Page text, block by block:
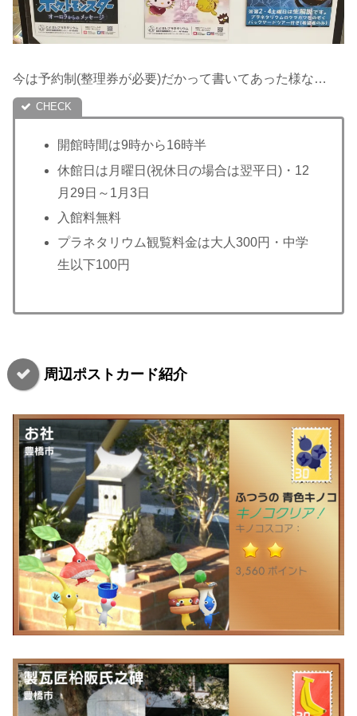
今は予約制(整理券が必要)だかって書いてあった様な…
開館時間は9時から16時半
休館日は月曜日(祝休日の場合は翌平日)・12
月29日～1月3日
入館料無料
プラネタリウム観覧料金は大人300円・中学
生以下100円
周辺ポストカード紹介